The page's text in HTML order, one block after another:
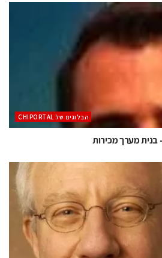
הבלוגים של CHIPORTAL
מערך מכירות